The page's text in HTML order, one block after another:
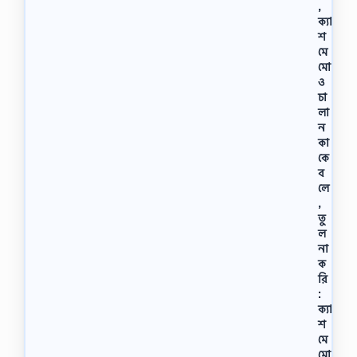
,
ক্যা
শ
মে
মো
ও
চা
লা
ন
কা
কে
ব
লে
,
তু
ল
না
ক
রি
:
ক্যা
শ
মে
মো